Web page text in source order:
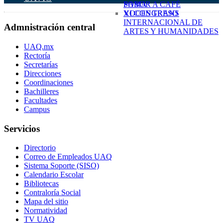
SABOR A CAFÉ
XI CONGRESO
INTERNACIONAL DE
ARTES Y HUMANIDADES
POMA
VOCES TRANS
Admnistración central
UAQ.mx
Rectoría
Secretarías
Direcciones
Coordinaciones
Bachilleres
Facultades
Campus
Servicios
Directorio
Correo de Empleados UAQ
Sistema Soporte (SISO)
Calendario Escolar
Bibliotecas
Contraloría Social
Mapa del sitio
Normatividad
TV UAQ